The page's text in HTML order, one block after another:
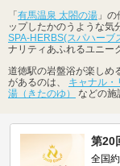
「 有馬温泉 太閤の湯 」
ップしたかのうような気
SPA-HERBS(スパハーブ
ナリティあふれるユニー
道徳駅の岩盤浴が楽しめ
があるのは、 キャナル・
湯（きたのゆ）
などの施
第20
全国